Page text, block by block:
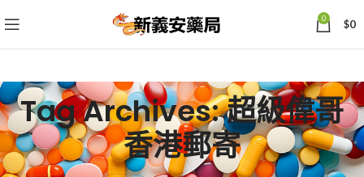
0 $0
Tag Archives: 超級偉哥
香港郵寄